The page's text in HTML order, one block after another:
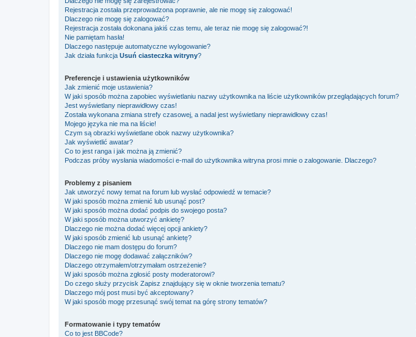
Rejestracja została przeprowadzona poprawnie, ale nie mogę się zalogować!
Dlaczego nie mogę się zalogować?
Rejestracja została dokonana jakiś czas temu, ale teraz nie mogę się zalogować?!
Nie pamiętam hasła!
Dlaczego następuje automatyczne wylogowanie?
Jak działa funkcja Usuń ciasteczka witryny?
Preferencje i ustawienia użytkowników
Jak zmienić moje ustawienia?
W jaki sposób można zapobiec wyświetlaniu nazwy użytkownika na liście użytkowników przeglądających forum?
Jest wyświetlany nieprawidłowy czas!
Została wykonana zmiana strefy czasowej, a nadal jest wyświetlany nieprawidłowy czas!
Mojego języka nie ma na liście!
Czym są obrazki wyświetlane obok nazwy użytkownika?
Jak wyświetlić awatar?
Co to jest ranga i jak można ją zmienić?
Podczas próby wysłania wiadomości e-mail do użytkownika witryna prosi mnie o zalogowanie. Dlaczego?
Problemy z pisaniem
Jak utworzyć nowy temat na forum lub wysłać odpowiedź w temacie?
W jaki sposób można zmienić lub usunąć post?
W jaki sposób można dodać podpis do swojego posta?
W jaki sposób można utworzyć ankietę?
Dlaczego nie można dodać więcej opcji ankiety?
W jaki sposób zmienić lub usunąć ankietę?
Dlaczego nie mam dostępu do forum?
Dlaczego nie mogę dodawać załączników?
Dlaczego otrzymałem/otrzymałam ostrzeżenie?
W jaki sposób można zgłosić posty moderatorowi?
Do czego służy przycisk Zapisz znajdujący się w oknie tworzenia tematu?
Dlaczego mój post musi być akceptowany?
W jaki sposób mogę przesunąć swój temat na górę strony tematów?
Formatowanie i typy tematów
Co to jest BBCode?